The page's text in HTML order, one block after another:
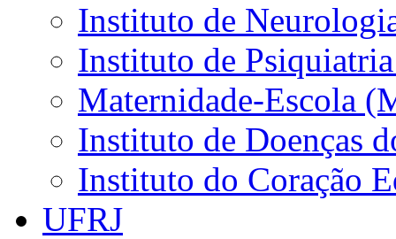
Instituto de
Instituto de
Maternidade-Escola
Instituto de Doenças
Instituto do Coração
UFRJ